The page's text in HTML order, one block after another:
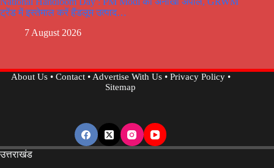
ट्रेंड में इस्तेमाल करें हैंडलूम उत्पाद…
7 August 2026
About Us• Contact•Advertise With Us• Privacy Policy•
Sitemap
उत्तराखंड